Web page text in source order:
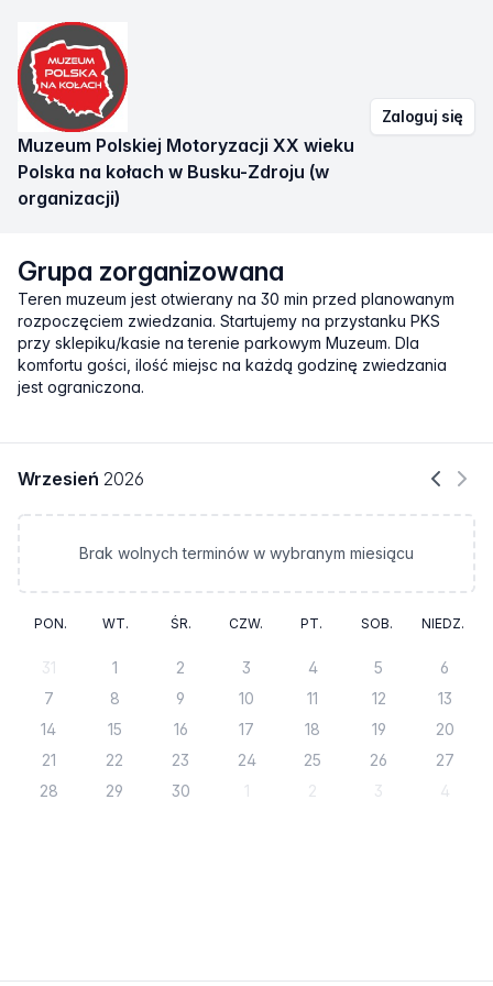
Muzeum Polskiej Motoryzacji XX wieku
Polska na kołach w Busku-Zdroju (w
organizacji)
Zaloguj się
Grupa zorganizowana
Teren muzeum jest otwierany na 30 min przed planowanym
rozpoczęciem zwiedzania. Startujemy na przystanku PKS
przy sklepiku/kasie na terenie parkowym Muzeum. Dla
komfortu gości, ilość miejsc na każdą godzinę zwiedzania
jest ograniczona.
Wrzesień 2026
Brak wolnych terminów w wybranym miesiącu
PON. WT. ŚR. CZW. PT. SOB. NIEDZ.
31 1 2 3 4 5
6
7
8 9 10 11 12
13
14
15 16 17 18 19
20
21
22 23 24 25 26
27
28
29 30 1 2 3 4